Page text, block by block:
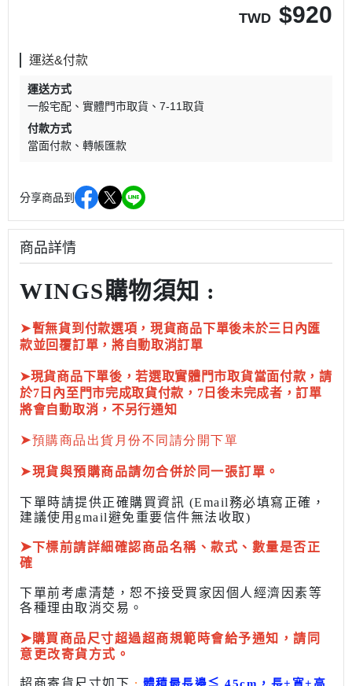
TWD $920
運送&付款
運送方式
一般宅配
實體門市取貨
7-11取貨
付款方式
當面付款
轉帳匯款
分享商品到
商品詳情
WINGS購物須知 :
➤暫無貨到付款選項，現貨商品下單後未於三日內匯
款並回覆訂單，將自動取消訂單
➤現貨商品下單後，若選取實體門市取貨當面付款，請
於7日內至門市完成取貨付款，7日後未完成者，訂單
將會自動取消，不另行通知
➤預購商品出貨月份不同請分開下單
➤現貨與預購商品請勿合併於同一張訂單。
下單時請提供正確購買資訊 (Email務必填寫正確，
建議使用gmail避免重要信件無法收取)
➤下標前請詳細確認商品名稱、款式、數量是否正
確
下單前考慮清楚，恕不接受買家因個人經濟因素等
各種理由取消交易。
➤購買商品尺寸超過超商規範時會給予通知，請同
意更改寄貨方式。